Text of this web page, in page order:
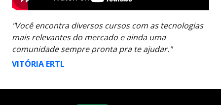
"Você encontra diversos cursos com as tecnologias
mais relevantes do mercado e ainda uma
comunidade sempre pronta pra te ajudar."
VITÓRIA ERTL